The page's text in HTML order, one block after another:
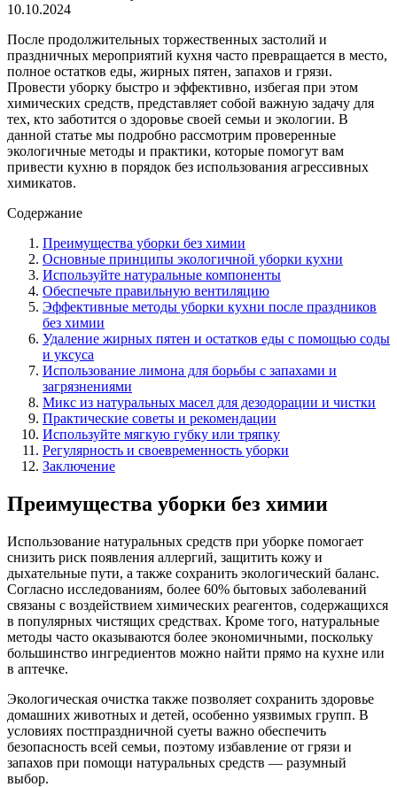
10.10.2024
После продолжительных торжественных застолий и
праздничных мероприятий кухня часто превращается в место,
полное остатков еды, жирных пятен, запахов и грязи.
Провести уборку быстро и эффективно, избегая при этом
химических средств, представляет собой важную задачу для
тех, кто заботится о здоровье своей семьи и экологии. В
данной статье мы подробно рассмотрим проверенные
экологичные методы и практики, которые помогут вам
привести кухню в порядок без использования агрессивных
химикатов.
Содержание
Преимущества уборки без химии
Основные принципы экологичной уборки кухни
Используйте натуральные компоненты
Обеспечьте правильную вентиляцию
Эффективные методы уборки кухни после праздников
без химии
Удаление жирных пятен и остатков еды с помощью соды
и уксуса
Использование лимона для борьбы с запахами и
загрязнениями
Микс из натуральных масел для дезодорации и чистки
Практические советы и рекомендации
Используйте мягкую губку или тряпку
Регулярность и своевременность уборки
Заключение
Преимущества уборки без химии
Использование натуральных средств при уборке помогает
снизить риск появления аллергий, защитить кожу и
дыхательные пути, а также сохранить экологический баланс.
Согласно исследованиям, более 60% бытовых заболеваний
связаны с воздействием химических реагентов, содержащихся
в популярных чистящих средствах. Кроме того, натуральные
методы часто оказываются более экономичными, поскольку
большинство ингредиентов можно найти прямо на кухне или
в аптечке.
Экологическая очистка также позволяет сохранить здоровье
домашних животных и детей, особенно уязвимых групп. В
условиях постпраздничной суеты важно обеспечить
безопасность всей семьи, поэтому избавление от грязи и
запахов при помощи натуральных средств — разумный
выбор.